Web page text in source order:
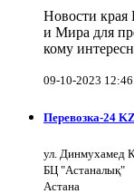
Новости края
и Мира для
кому
09-10-2023 12:46
Перевозка-24 KZ
ул. Динмухамед
БЦ "Астаналық"
Астана